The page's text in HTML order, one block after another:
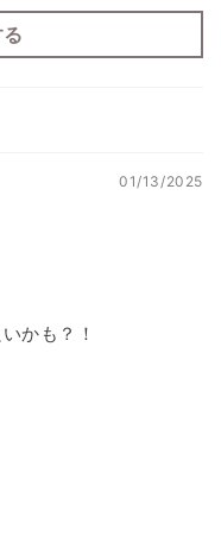
01/13/2025
かも？！